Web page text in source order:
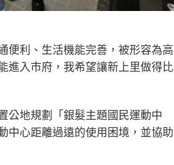
便利、生活機能完善，被形容為高
進入市府，我希望讓新上里做得比
公地規劃「銀髮主題國民運動中
中心距離過遠的使用困境，並協助